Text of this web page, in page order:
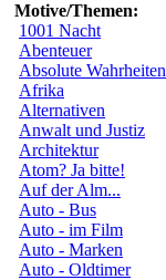
Motive/Themen:
1001 Nacht
Abenteuer
Absolute Wahrheiten
Afrika
Alternativen
Anwalt und Justiz
Architektur
Atom? Ja bitte!
Auf der Alm...
Auto - Bus
Auto - im Film
Auto - Marken
Auto - Oldtimer